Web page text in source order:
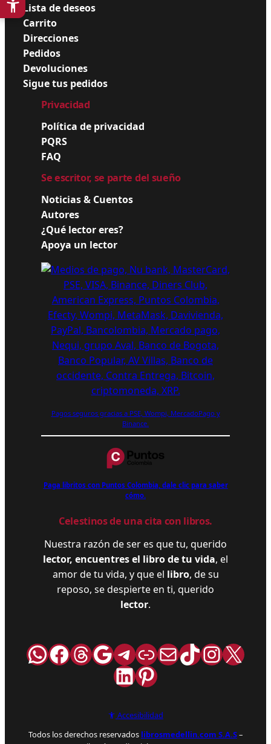
Lista de deseos
Carrito
Direcciones
Pedidos
Devoluciones
Sigue tus pedidos
Privacidad
Política de privacidad
PQRS
FAQ
Se escritor, se parte del sueño
Noticias & Cuentos
Autores
¿Qué lector eres?
Apoya un lector
Pagos seguros gracias a PSE, Wompi, MercadoPago y
Binance.
Paga libritos con Puntos Colombia, dale clic para saber
cómo.
Celestinos de una cita con libros.
Nuestra razón de ser es que tu, querido
lector, encuentres el libro de tu vida, el
amor de tu vida, y que el libro, de su
reposo, se despierte en ti, querido
lector.
WhatsApp
Facebook
Hilos
Google
Telegram
Enlace
Correo
TikTok
X
LinkedIn
Pinterest
Accesibilidad
Todos los derechos reservados librosmedellin.com S.A.S–